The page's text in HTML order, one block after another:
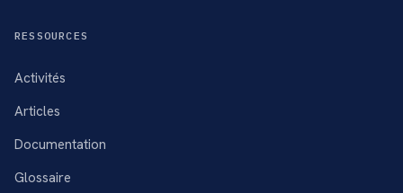
RESSOURCES
Activités
Articles
Documentation
Glossaire